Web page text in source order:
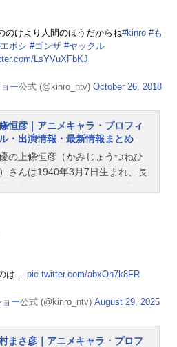
のけより人間のほうだからね#kinro #も
ボシ #ゴンザ #ヤックル
LsYVuXFbKJ
ー公式 (@kinro_ntv) October 26, 2018
條恒彦｜アニメキャラ・プロフィ
・出演情報・最新情報まとめ
の上條恒彦（かみじょうつねひ
さんは1940年3月7日生まれ、長
のは…pic.twitter.com/abxOn7k8FR
ョー公式 (@kinro_ntv)August 29, 2025
まさ彦｜アニメキャラ・プロフ